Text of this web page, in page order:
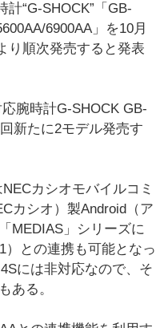
計“G-SHOCK”「GB-
6900AA」を10月
り順次発売すると発表
腕時計G-SHOCK GB-
新たに2モデル発売す
カシオモバイルコミ
カシオ）製Android（ア
MEDIAS」シリーズに
）との連携も可能となっ
には非対応なので、そ
ある。